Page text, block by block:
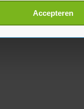
het
detailgedeelte
Accepteren